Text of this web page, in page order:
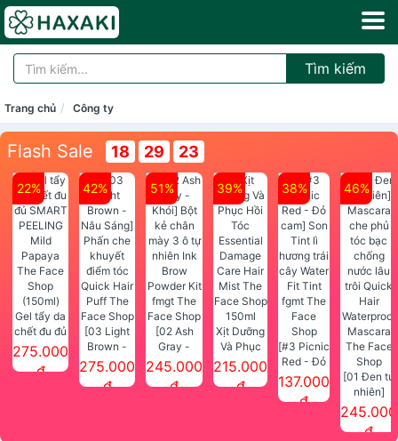
Tìm kiếm
Trang chủ Công ty
Flash Sale 18 29 23
22%
Gel tẩy da
chết đu đủ
SMART
PEELING
275.000
đ
42%
[03 Light
Brown -
Nâu Sáng]
Phấn che
275.000
đ
51%
[02 Ash
Gray -
Khói] Bột
kẻ chân
245.000
đ
39%
Xịt Dưỡng
Và Phục
Hồi Tóc
Essential
215.000
đ
38%
[#3 Picnic
Red - Đỏ
cam] Son
137.000
đ
46%
[01 Đen tự
nhiên]
Mascara
che phủ
245.000
đ